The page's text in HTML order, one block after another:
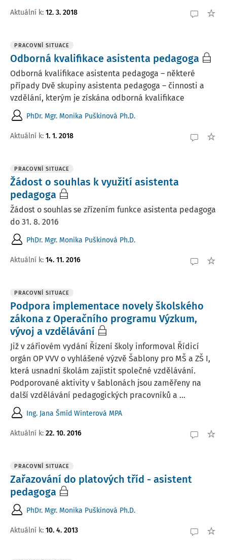
Aktuální k: 12. 3. 2018
PRACOVNÍ SITUACE
Odborná kvalifikace asistenta pedagoga
Odborná kvalifikace asistenta pedagoga – některé
případy Dvě skupiny asistenta pedagoga – činnosti a
vzdělání, kterým je získána odborná kvalifikace
PhDr. Mgr. Monika Puškinová Ph.D.
Aktuální k: 1. 1. 2018
PRACOVNÍ SITUACE
Žádost o souhlas k využití asistenta
pedagoga
Žádost o souhlas se zřízením funkce asistenta pedagoga
do 31. 8. 2016
PhDr. Mgr. Monika Puškinová Ph.D.
Aktuální k: 14. 11. 2016
PRACOVNÍ SITUACE
Podpora implementace novely školského
zákona z Operačního programu Výzkum,
vývoj a vzdělávání
Již v zářiovém vydání Řízení školy informoval Řídicí
orgán OP VVV o vyhlášené výzvě Šablony pro MŠ a ZŠ I,
která usnadní školám zajistit společné vzdělávání.
Podporované aktivity v šablonách jsou zaměřeny na
další vzdělávání pedagogických pracovníků a ...
Ing. Jana Šmíd Winterová MPA
Aktuální k: 22. 10. 2016
PRACOVNÍ SITUACE
Zařazování do platových tříd - asistent
pedagoga
PhDr. Mgr. Monika Puškinová Ph.D.
Aktuální k: 10. 4. 2013